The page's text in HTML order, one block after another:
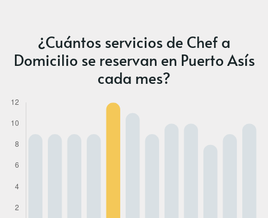
¿Cuántos servicios de Chef a
Domicilio se reservan en Puerto Asís
cada mes?